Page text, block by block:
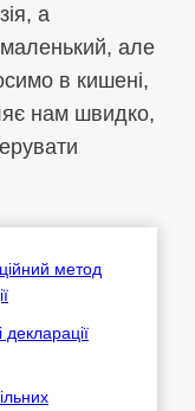
а
але
в кишені,
нам швидко,
метод
декларації